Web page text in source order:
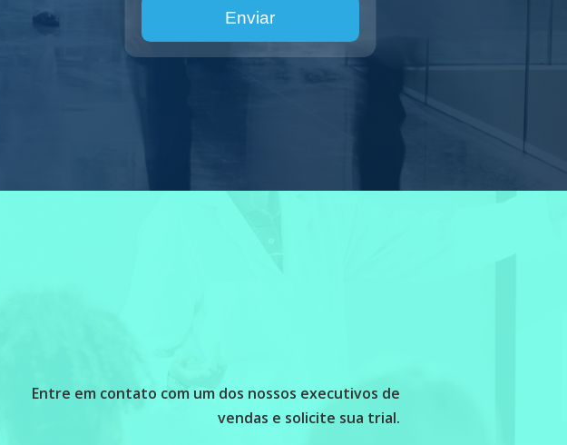
Enviar
Entre em contato com um dos nossos executivos de
vendas e solicite sua trial.